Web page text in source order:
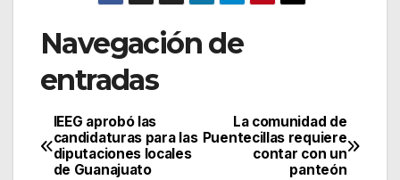
Navegación de
entradas
La comunidad de
Puentecillas requiere
contar con un
panteón
IEEG aprobó las
candidaturas para las
diputaciones locales
de Guanajuato